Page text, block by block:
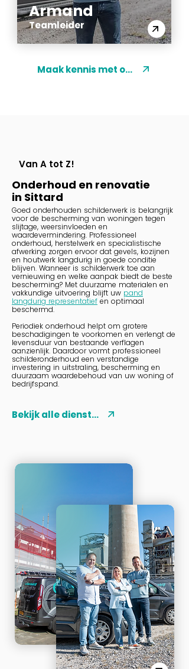
Armand
Teamleider
Maak kennis met ons
Van A tot Z!
Onderhoud en renovatie
in Sittard
Goed onderhouden schilderwerk is belangrijk
voor de bescherming van woningen tegen
slijtage, weersinvloeden en
waardevermindering. Professioneel
onderhoud, herstelwerk en specialistische
afwerking zorgen ervoor dat gevels, kozijnen
en houtwerk langdurig in goede conditie
blijven. Wanneer is schilderwerk toe aan
vernieuwing en welke aanpak biedt de beste
bescherming? Met duurzame materialen en
vakkundige uitvoering blijft uw pand
langdurig representatief en optimaal
beschermd.
Periodiek onderhoud helpt om grotere
beschadigingen te voorkomen en verlengt de
levensduur van bestaande verflagen
aanzienlijk. Daardoor vormt professioneel
schilderonderhoud een verstandige
investering in uitstraling, bescherming en
duurzaam waardebehoud van uw woning of
bedrijfspand.
Bekijk alle diensten